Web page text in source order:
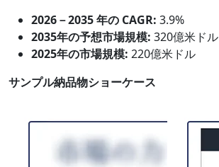
2026－2035 年の CAGR: 3.9%
2035年の予想市場規模: 320億米ドル
2025年の市場規模: 220億米ドル
サンプル納品物ショーケース